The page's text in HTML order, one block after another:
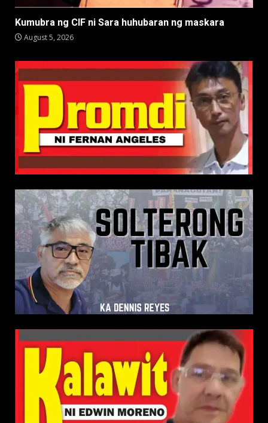
Kumubra ng CIF ni Sara huhubaran ng maskara
August 5, 2026